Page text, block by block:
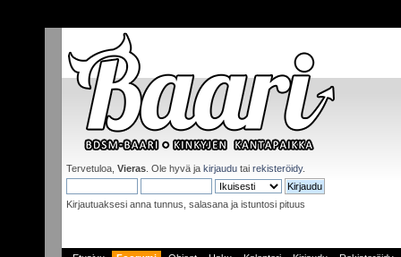
Tervetuloa, Vieras . Ole hyvä ja kirjaudu tai rekisteröidy.
Kirjautuaksesi anna tunnus, salasana ja istuntosi pituus